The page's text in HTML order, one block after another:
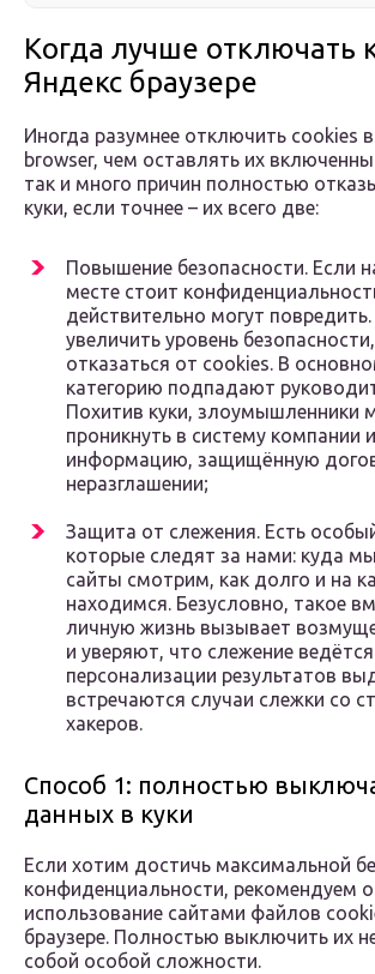
Когда лучше отключать
Яндекс браузере
Иногда разумнее отключить cookies
browser, чем оставлять их
так и много причин полностью
куки, если точнее – их всего две:
Повышение безопасности. Если
месте стоит
действительно могут
увеличить уровень
отказаться от cookies. В
категорию подпадают
Похитив куки, злоумышленники
проникнуть в систему компании
информацию, защищённую
неразглашении;
Защита от слежения. Есть
которые следят за нами: куда
сайты смотрим, как долго и на
находимся. Безусловно, такое
личную жизнь вызывает
и уверяют, что слежение
персонализации результатов
встречаются случаи слежки со
хакеров.
Способ 1: полностью
данных в куки
Если хотим достичь максимальной
конфиденциальности, рекомендуем
использование сайтами файлов
браузере. Полностью выключить их
собой особой сложности.